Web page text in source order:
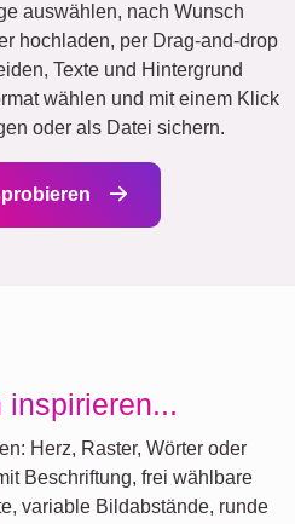
auswählen, nach Wunsch
hochladen, per Drag-and-drop
Texte und Hintergrund
wählen und mit einem Klick
oder als Datei sichern.
inspirieren...
Herz, Raster, Wörter oder
Beschriftung, frei wählbare
variable Bildabstände, runde